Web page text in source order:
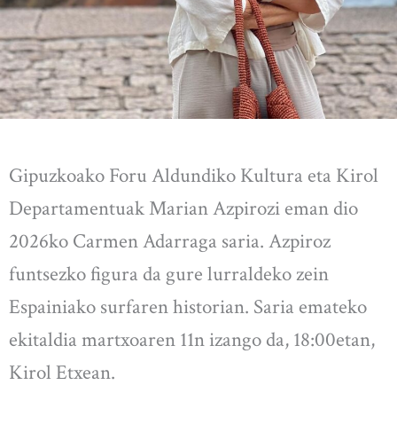
Gipuzkoako Foru Aldundiko Kultura eta Kirol
Departamentuak Marian Azpirozi eman dio
2026ko Carmen Adarraga saria. Azpiroz
funtsezko figura da gure lurraldeko zein
Espainiako surfaren historian. Saria emateko
ekitaldia martxoaren 11n izango da, 18:00etan,
Kirol Etxean.